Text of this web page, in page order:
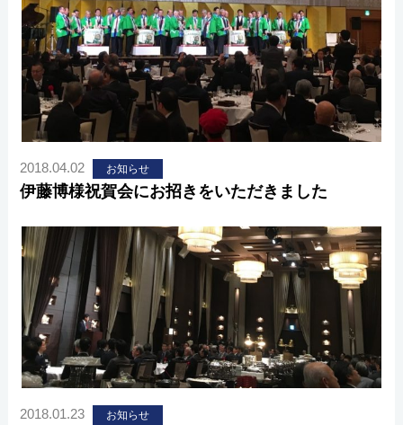
2018.04.02 お知らせ
伊藤博様祝賀会にお招きをいただきました
2018.01.23 お知らせ